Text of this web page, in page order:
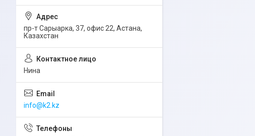
пр-т Сарыарка, 37, офис 22, Астана,
Казахстан
Нина
info@k2.kz